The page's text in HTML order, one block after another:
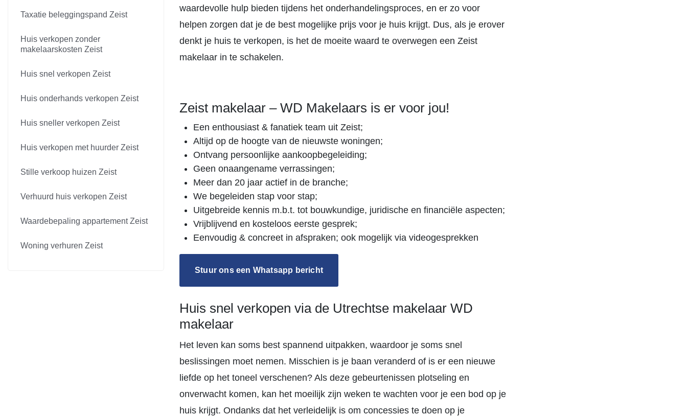
Taxatie beleggingspand Zeist
Huis verkopen zonder
makelaarskosten Zeist
Huis snel verkopen Zeist
Huis onderhands verkopen Zeist
Huis sneller verkopen Zeist
Huis verkopen met huurder Zeist
Stille verkoop huizen Zeist
Verhuurd huis verkopen Zeist
Waardebepaling appartement Zeist
Woning verhuren Zeist
waardevolle hulp bieden tijdens het onderhandelingsproces, en er zo voor
helpen zorgen dat je de best mogelijke prijs voor je huis krijgt. Dus, als je erover
denkt je huis te verkopen, is het de moeite waard te overwegen een Zeist
makelaar in te schakelen.
Zeist makelaar – WD Makelaars is er voor jou!
Een enthousiast & fanatiek team uit Zeist;
Altijd op de hoogte van de nieuwste woningen;
Ontvang persoonlijke aankoopbegeleiding;
Geen onaangename verrassingen;
Meer dan 20 jaar actief in de branche;
We begeleiden stap voor stap;
Uitgebreide kennis m.b.t. tot bouwkundige, juridische en financiële aspecten;
Vrijblijvend en kosteloos eerste gesprek;
Eenvoudig & concreet in afspraken; ook mogelijk via videogesprekken
Stuur ons een Whatsapp bericht
Huis snel verkopen via de Utrechtse makelaar WD
makelaar
Het leven kan soms best spannend uitpakken, waardoor je soms snel
beslissingen moet nemen. Misschien is je baan veranderd of is er een nieuwe
liefde op het toneel verschenen? Als deze gebeurtenissen plotseling en
onverwacht komen, kan het moeilijk zijn weken te wachten voor je een bod op je
huis krijgt. Ondanks dat het verleidelijk is om concessies te doen op je